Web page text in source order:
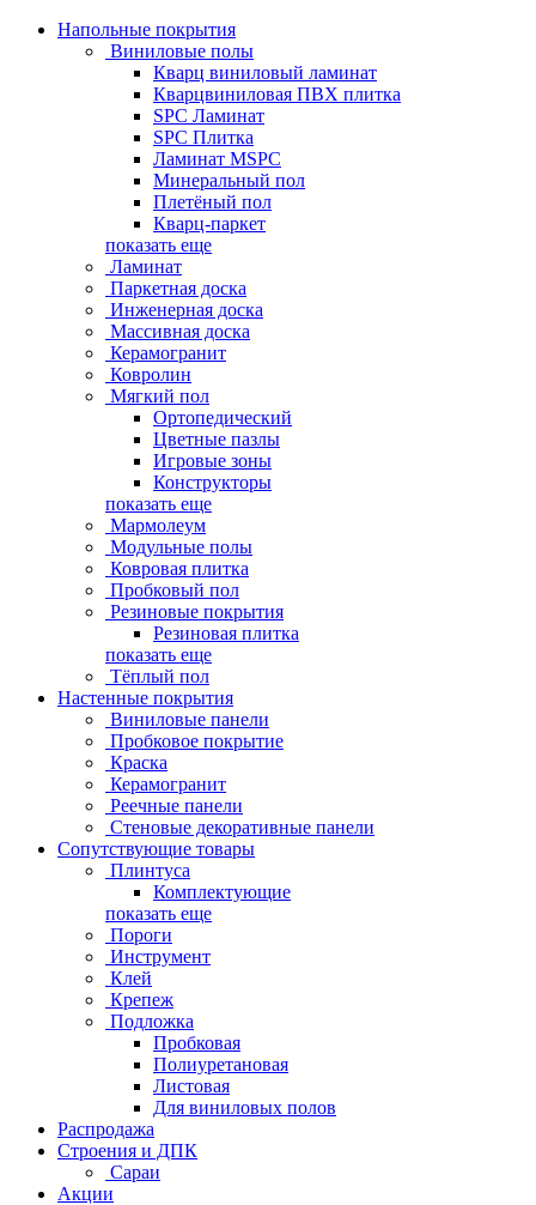
Напольные покрытия
Виниловые полы
Кварц виниловый ламинат
Кварцвиниловая ПВХ плитка
SPC Ламинат
SPC Плитка
Ламинат MSPC
Минеральный пол
Плетёный пол
Кварц-паркет
показать еще
Ламинат
Паркетная доска
Инженерная доска
Массивная доска
Керамогранит
Ковролин
Мягкий пол
Ортопедический
Цветные пазлы
Игровые зоны
Конструкторы
показать еще
Мармолеум
Модульные полы
Ковровая плитка
Пробковый пол
Резиновые покрытия
Резиновая плитка
показать еще
Тёплый пол
Настенные покрытия
Виниловые панели
Пробковое покрытие
Краска
Керамогранит
Реечные панели
Стеновые декоративные панели
Сопутствующие товары
Плинтуса
Комплектующие
показать еще
Пороги
Инструмент
Клей
Крепеж
Подложка
Пробковая
Полиуретановая
Листовая
Для виниловых полов
Распродажа
Строения и ДПК
Сараи
Акции